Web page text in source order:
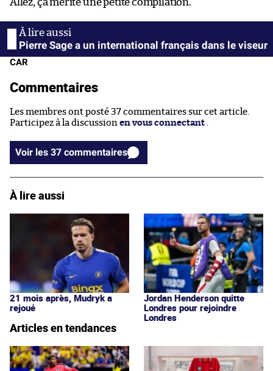
Allez, ça mérite une petite compilation.
Pierre Sage a un international français dans le viseur
CAR
Commentaires
Les membres ont posté 37 commentaires sur cet article.
Participez à la discussion en vous connectant .
Voir les 37 commentaires
À lire aussi
21 mois après, Mudryk a
rejoué
Jordan Henderson quitte
Londres pour rejoindre
Londres
Articles en tendances